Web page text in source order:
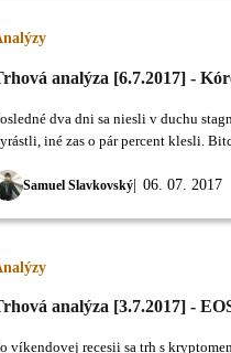
analýza [6.7.2017] -
Samuel Slavkovský 06. 07. 2017
dva dni sa niesli v duchu
iné zas o pár percent klesli.
analýza [3.7.2017] -
víkendovej recesii sa trh s